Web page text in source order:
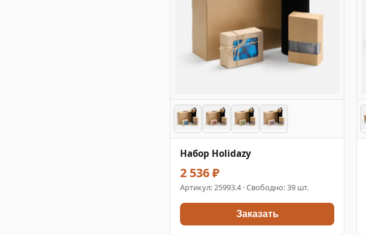
Набор Holidazy
2 536 ₽
Артикул: 25993.4 · Свободно: 39 шт.
Заказать